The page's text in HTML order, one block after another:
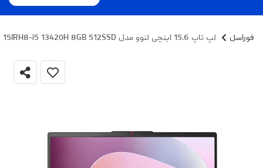
فوراسل لپ تاپ 15.6 اینچی لنوو مدل IdeaPad Slim 3 15IRH8-i5 13420H 8GB 512SSD